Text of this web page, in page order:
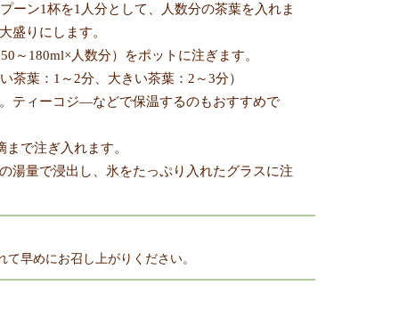
ーン1杯を1人分として、人数分の茶葉を入れま
盛りにします。
～180ml×人数分）をポットに注ぎます。
茶葉：1～2分、大きい茶葉：2～3分）
ティーコジ―などで保温するのもおすすめで
で注ぎ入れます。
湯量で浸出し、氷をたっぷり入れたグラスに注
早めにお召し上がりください。